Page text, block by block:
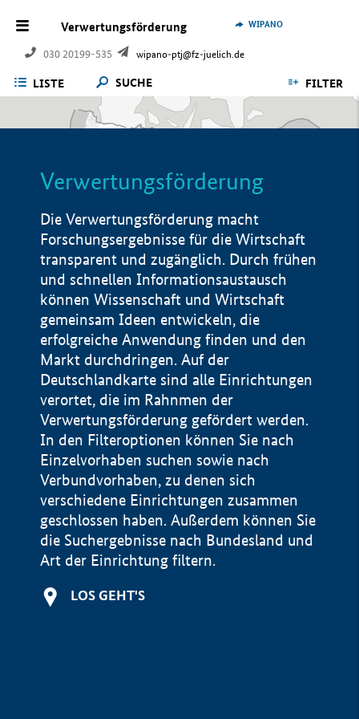
Verwertungsförderung
030 20199-535 wipano-ptj@fz-juelich.de
WIPANO
LISTE SUCHE FILTER
Verwertungsförderung
Die Verwertungsförderung macht
Forschungsergebnisse für die Wirtschaft
transparent und zugänglich. Durch frühen
und schnellen Informationsaustausch
können Wissenschaft und Wirtschaft
gemeinsam Ideen entwickeln, die
erfolgreiche Anwendung finden und den
Markt durchdringen. Auf der
Deutschlandkarte sind alle Einrichtungen
verortet, die im Rahnmen der
Verwertungsförderung gefördert werden.
In den Filteroptionen können Sie nach
Einzelvorhaben suchen sowie nach
Verbundvorhaben, zu denen sich
verschiedene Einrichtungen zusammen
geschlossen haben. Außerdem können Sie
die Suchergebnisse nach Bundesland und
Art der Einrichtung filtern.
LOS GEHT'S